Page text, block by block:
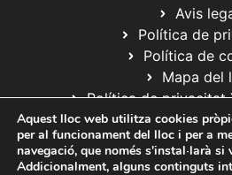
Avis
Política de
Política de
Mapa del
Política de privacitat
Aquest lloc web utilitza cookies
per al funcionament del lloc i per a
navegació, que només s'instal·larà si
Addicionalment, alguns continguts